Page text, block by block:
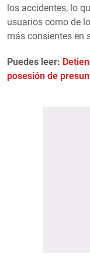
los accidentes, lo
usuarios como de
más consientes en
Puedes leer:
posesión de